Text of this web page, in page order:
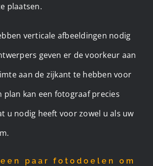
plaatsen.
verticale afbeeldingen nodig
geven er de voorkeur aan
aan de zijkant te hebben voor
plan kan een fotograaf precies
u nodig heeft voor zowel u als uw
paar fotodoelen om